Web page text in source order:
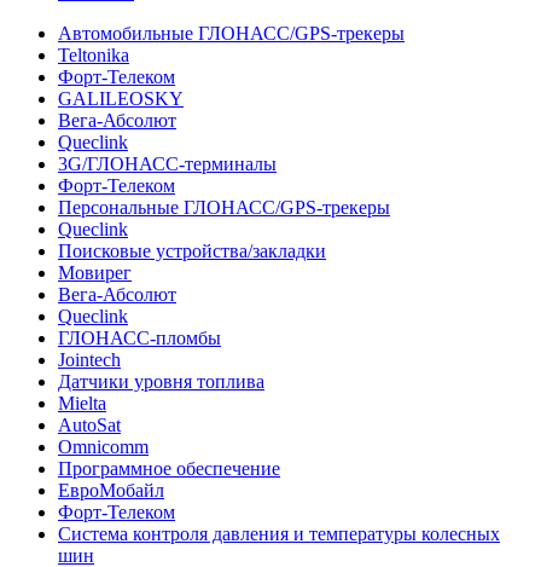
Автомобильные ГЛОНАСС/GPS-трекеры
Teltonika
Форт-Телеком
GALILEOSKY
Вега-Абсолют
Queclink
3G/ГЛОНАСС-терминалы
Форт-Телеком
Персональные ГЛОНАСС/GPS-трекеры
Queclink
Поисковые устройства/закладки
Мовирег
Вега-Абсолют
Queclink
ГЛОНАСС-пломбы
Jointech
Датчики уровня топлива
Mielta
AutoSat
Omnicomm
Программное обеспечение
ЕвроМобайл
Форт-Телеком
Система контроля давления и температуры колесных
шин